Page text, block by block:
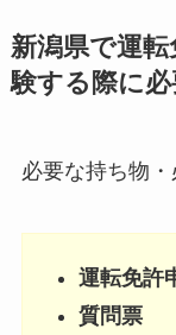
新潟県で運
験する際に
必要な持ち物・
運転免許
質問票